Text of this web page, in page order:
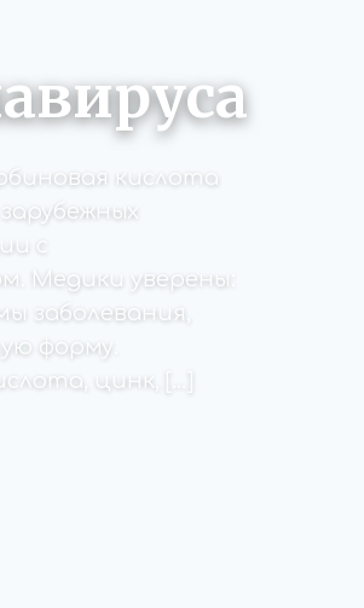
кислота
с
Медики уверены:
заболевания,
форму.
цинк, […]